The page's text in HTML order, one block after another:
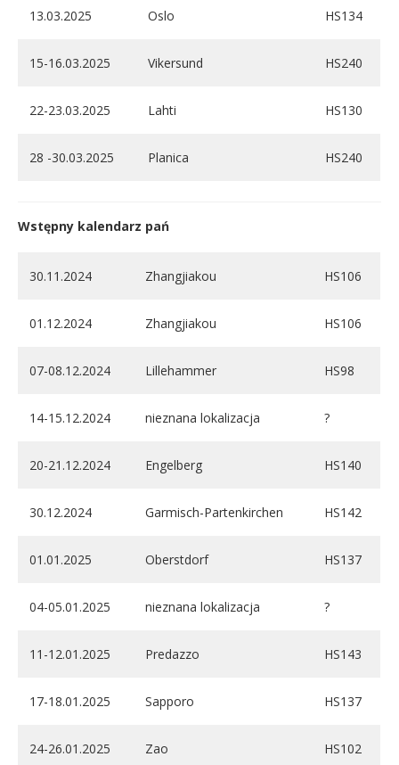
13.03.2025 Oslo HS134
15-16.03.2025 Vikersund HS240
22-23.03.2025 Lahti HS130
28 -30.03.2025 Planica HS240
Wstępny kalendarz pań
30.11.2024 Zhangjiakou HS106
01.12.2024 Zhangjiakou HS106
07-08.12.2024 Lillehammer HS98
14-15.12.2024 nieznana lokalizacja ?
20-21.12.2024 Engelberg HS140
30.12.2024 Garmisch-Partenkirchen HS142
01.01.2025 Oberstdorf HS137
04-05.01.2025 nieznana lokalizacja ?
11-12.01.2025 Predazzo HS143
17-18.01.2025 Sapporo HS137
24-26.01.2025 Zao HS102